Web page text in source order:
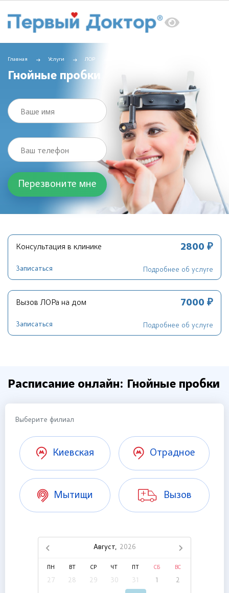
Главная Услуги ЛОР
Гнойные пробки
Ваше имя
Ваш телефон
Консультация в клинике 2800 ₽
Записаться Подробнее об услуге
Вызов ЛОРа на дом 7000 ₽
Записаться Подробнее об услуге
Расписание онлайн: Гнойные пробки
Выберите филиал
Киевская Отрадное
Мытищи Вызов
Август, 2026
ПН ВТ СР ЧТ СБ ВС
27 28 29 30 31 1 2